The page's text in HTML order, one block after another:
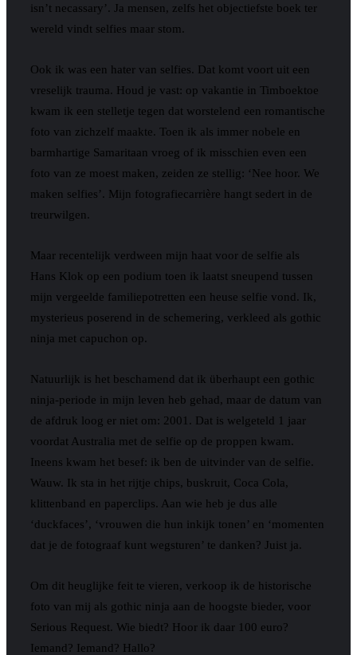
isn’t necassary’. Ja mensen, zelfs het objectiefste boek ter
wereld vindt selfies maar stom.
Ook ik was een hater van selfies. Dat komt voort uit een
vreselijk trauma. Houd je vast: op vakantie in Timboektoe
kwam ik een stelletje tegen dat worstelend een romantische
foto van zichzelf maakte. Toen ik als immer nobele en
barmhartige Samaritaan vroeg of ik misschien even een
foto van ze moest maken, zeiden ze stellig: ‘Nee hoor. We
maken selfies’. Mijn fotografiecarrière hangt sedert in de
treurwilgen.
Maar recentelijk verdween mijn haat voor de selfie als
Hans Klok op een podium toen ik laatst sneupend tussen
mijn vergeelde familiepotretten een heuse selfie vond. Ik,
mysterieus poserend in de schemering, verkleed als gothic
ninja met capuchon op.
Natuurlijk is het beschamend dat ik überhaupt een gothic
ninja-periode in mijn leven heb gehad, maar de datum van
de afdruk loog er niet om: 2001. Dat is welgeteld 1 jaar
voordat Australia met de selfie op de proppen kwam.
Ineens kwam het besef: ik ben de uitvinder van de selfie.
Wauw. Ik sta in het rijtje chips, buskruit, Coca Cola,
klittenband en paperclips. Aan wie heb je dus alle
‘duckfaces’, ‘vrouwen die hun inkijk tonen’ en ‘momenten
dat je de fotograaf kunt wegsturen’ te danken? Juist ja.
Om dit heuglijke feit te vieren, verkoop ik de historische
foto van mij als gothic ninja aan de hoogste bieder, voor
Serious Request. Wie biedt? Hoor ik daar 100 euro?
Iemand? Iemand? Hallo?